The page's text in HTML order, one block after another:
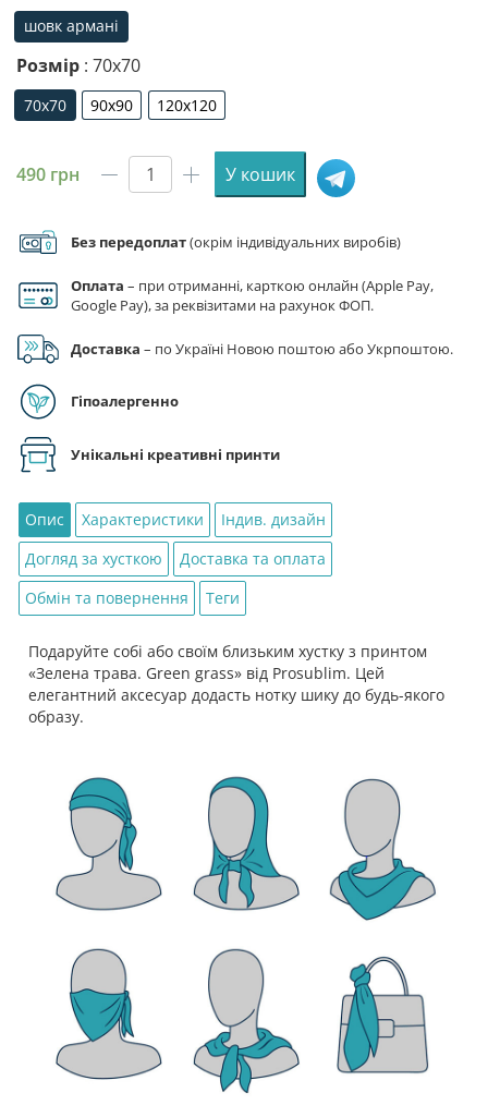
шовк армані
шовк армані
Розмір : 70х70
70х70
70х70
90х90
90х90
120х120
120х120
490 грн
Хустка
принтом
«Зелена
трава.
Green
кількість
У кошик
Без передоплат(окрім індивідуальних виробів)
Оплата – при отриманні, карткою онлайн (Apple Pay,
Google Pay), за реквізитами на рахунок ФОП.
Доставка – по Україні Новою поштою або Укрпоштою.
Гіпоалергенно
Унікальні креативні принти
Опис Характеристики
Індив. дизайн
Догляд за хусткою
Доставка та оплата
Обмін та повернення
Теги
Подаруйте собі або своїм близьким хустку з принтом
«Зелена трава. Green grass» від Prosublim. Цей
елегантний аксесуар додасть нотку шику до будь-якого
образу.